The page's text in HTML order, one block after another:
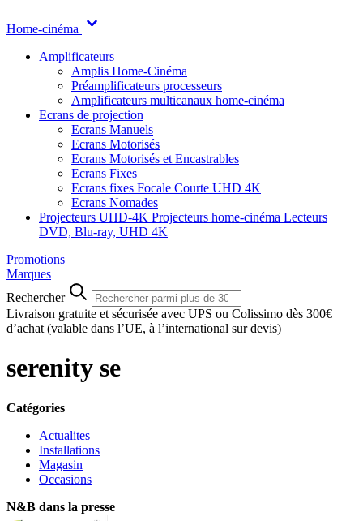
Home-cinéma
Amplificateurs
Amplis Home-Cinéma
Préamplificateurs processeurs
Amplificateurs multicanaux home-cinéma
Ecrans de projection
Ecrans Manuels
Ecrans Motorisés
Ecrans Motorisés et Encastrables
Ecrans Fixes
Ecrans fixes Focale Courte UHD 4K
Ecrans Nomades
Projecteurs UHD-4K Projecteurs home-cinéma Lecteurs
DVD, Blu-ray, UHD 4K
Promotions
Marques
Rechercher
Livraison gratuite et sécurisée avec UPS ou Colissimo dès 300€
d’achat (valable dans l’UE, à l’international sur devis)
serenity se
Catégories
Actualites
Installations
Magasin
Occasions
N&B dans la presse